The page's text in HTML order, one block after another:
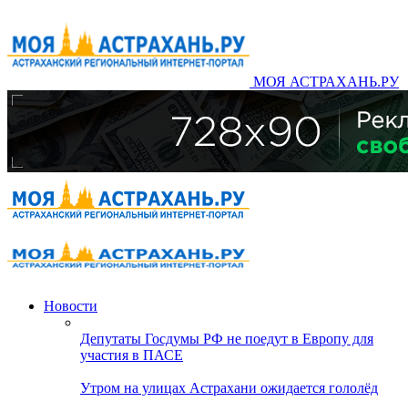
МОЯ АСТРАХАНЬ.РУ
Новости
Депутаты Госдумы РФ не поедут в Европу для
участия в ПАСЕ
Утром на улицах Астрахани ожидается гололёд